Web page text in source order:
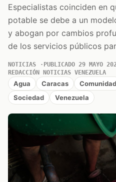
Especialistas coinciden en
potable se debe a un
y abogan por cambios
de los servicios públicos
NOTICIAS PUBLICADO 29 MAYO
REDACCIÓN NOTICIAS VENEZUELA
Agua Caracas Comunidad
Sociedad
Venezuela